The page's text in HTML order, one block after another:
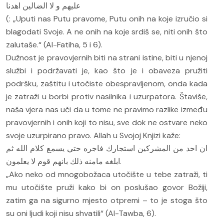
عليهم و لا الضالين اهدنا
(: „Uputi nas Putu pravome, Putu onih na koje izručio si
blagodati Svoje. A ne onih na koje srdiš se, niti onih što
zalutaše.“ (Al-Fatiha, 5 i 6).
Dužnost je pravovjernih biti na strani istine, biti u njenoj
službi i podržavati je, kao što je i obaveza pružiti
podršku, zaštitu i utočiste obespravljenom, onda kada
je zatraži u borbi protiv nasilnika i uzurpatora. Štaviše,
naša vjera nas uči da u tome ne pravimo razlike između
pravovjernih i onih koji to nisu, sve dok ne ostvare neko
svoje uzurpirano pravo. Allah u Svojoj Knjizi kaže:
ان احد من المشركين استجارك فاجره حتي يسمع كلام الله ثم
ابلغه مامنه ذلك بانهم قوم لا يعلمون.
„Ako neko od mnogobožaca utočište u tebe zatraži, ti
mu utočište pruži kako bi on poslušao govor Božiji,
zatim ga na sigurno mjesto otpremi – to je stoga što
su oni ljudi koji nisu shvatili“ (Al-Tawba, 6).